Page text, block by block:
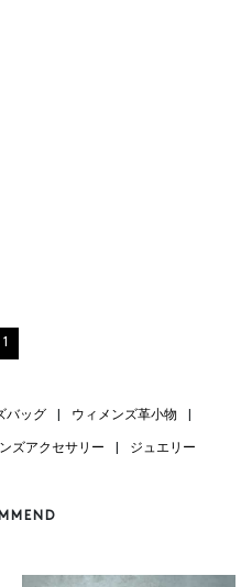
1
バッグ ウィメンズ革小物
ズアクセサリー ジュエリー